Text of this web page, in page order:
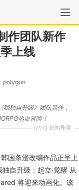
作团队新作
上线
polygon
17173 新闻导语
独自升级》团队新作，
热血冒险！
国条漫改编作品正呈上
自升级：起立·觉醒 从
将迎来动画化。该